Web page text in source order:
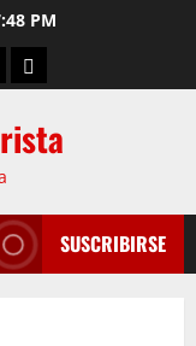
PM
SUSCRIBIRSE